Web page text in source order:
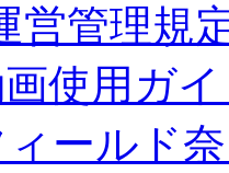
営管理規
使用ガ
ィールド